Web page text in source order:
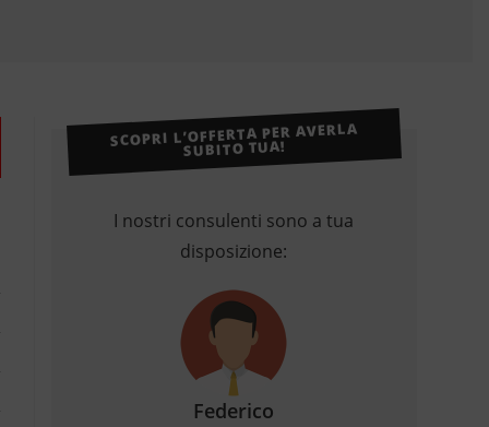
SCOPRI L’OFFERTA PER AVERLA
SUBITO TUA!
I nostri consulenti sono a tua
disposizione:
Federico